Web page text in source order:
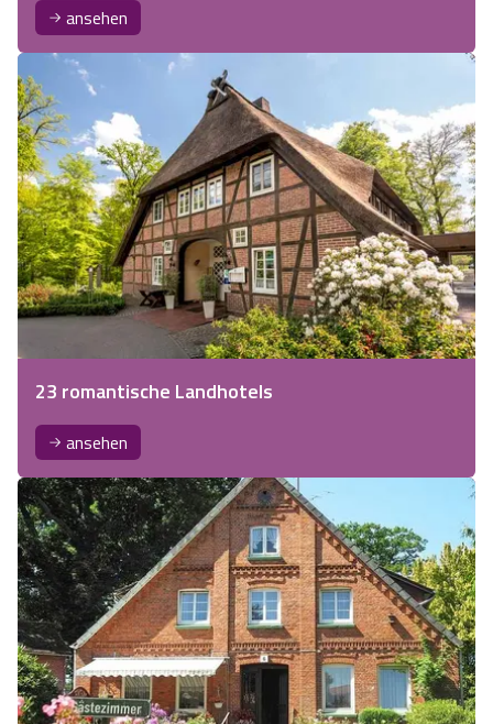
ansehen
23 romantische Landhotels
ansehen